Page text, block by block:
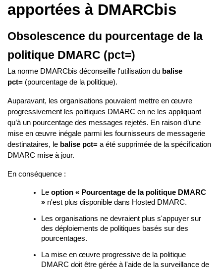
apportées à DMARCbis
Obsolescence du pourcentage de la
politique DMARC (pct=)
La norme DMARCbis déconseille l'utilisation du balise
pct= (pourcentage de la politique).
Auparavant, les organisations pouvaient mettre en œuvre
progressivement les politiques DMARC en ne les appliquant
qu’à un pourcentage des messages rejetés. En raison d’une
mise en œuvre inégale parmi les fournisseurs de messagerie
destinataires, le balise pct= a été supprimée de la spécification
DMARC mise à jour.
En conséquence :
Le option « Pourcentage de la politique DMARC
» n'est plus disponible dans Hosted DMARC.
Les organisations ne devraient plus s'appuyer sur
des déploiements de politiques basés sur des
pourcentages.
La mise en œuvre progressive de la politique
DMARC doit être gérée à l'aide de la surveillance de